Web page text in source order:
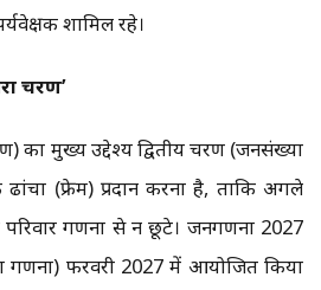
शामिल रहे।
चरण’
का मुख्य उद्देश्य द्वितीय चरण (जनसंख्या
(फ्रेम) प्रदान करना है, ताकि अगले
गणना से न छूटे। जनगणना 2027
गणना) फरवरी 2027 में आयोजित किया